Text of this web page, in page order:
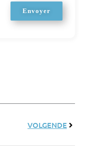
Envoyer
VOLGENDE